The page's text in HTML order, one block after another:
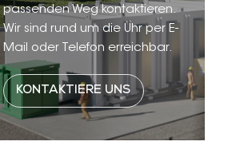
passenden Weg kontaktieren.
Wir sind rund um die Uhr per E-
Mail oder Telefon erreichbar.
KONTAKTIERE UNS